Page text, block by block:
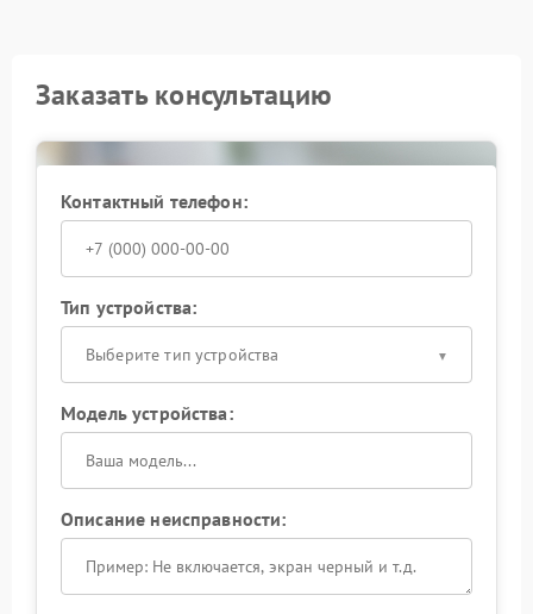
Заказать консультацию
Контактный телефон:
Тип устройства:
Выберите тип устройства
Модель устройства:
Описание неисправности: